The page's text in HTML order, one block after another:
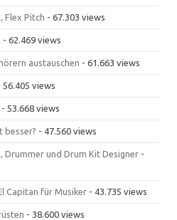
Flex Pitch - 67.303 views
- 62.469 views
austauschen - 61.663 views
56.405 views
- 53.668 views
besser? - 47.560 views
Drummer und Drum Kit Designer -
Capitan für Musiker - 43.735 views
- 38.600 views